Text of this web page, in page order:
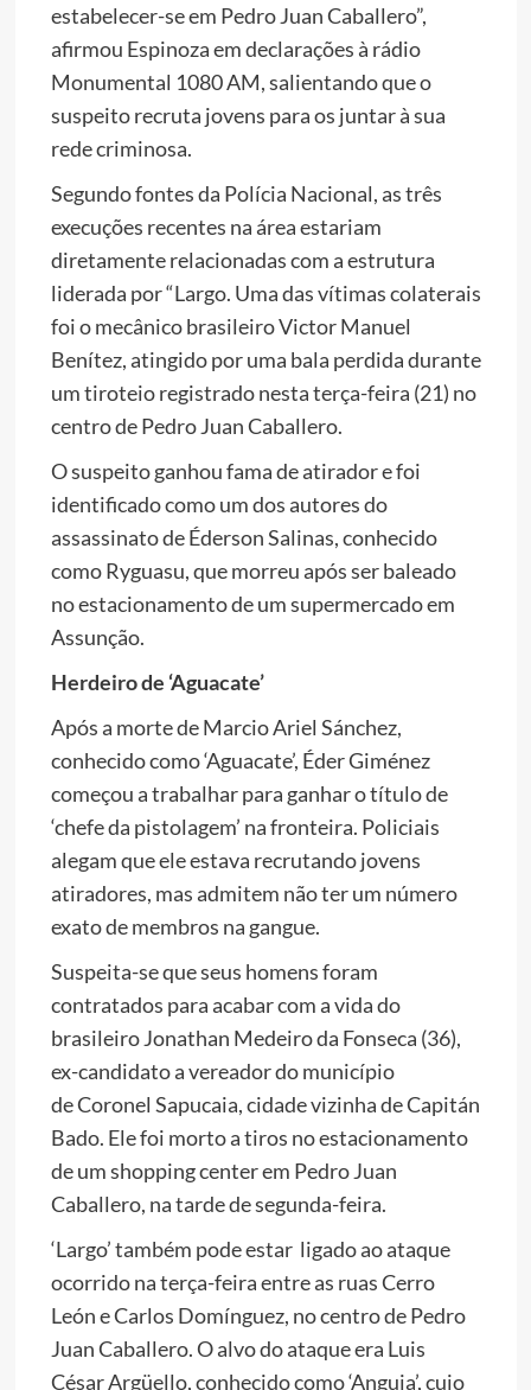
estabelecer-se em Pedro Juan Caballero”,
afirmou Espinoza em declarações à rádio
Monumental 1080 AM, salientando que o
suspeito recruta jovens para os juntar à sua
rede criminosa.
Segundo fontes da Polícia Nacional, as três
execuções recentes na área estariam
diretamente relacionadas com a estrutura
liderada por “Largo. Uma das vítimas colaterais
foi o mecânico brasileiro Victor Manuel
Benítez, atingido por uma bala perdida durante
um tiroteio registrado nesta terça-feira (21) no
centro de Pedro Juan Caballero.
O suspeito ganhou fama de atirador e foi
identificado como um dos autores do
assassinato de Éderson Salinas, conhecido
como Ryguasu, que morreu após ser baleado
no estacionamento de um supermercado em
Assunção.
Herdeiro de ‘Aguacate’
Após a morte de Marcio Ariel Sánchez,
conhecido como ‘Aguacate’, Éder Giménez
começou a trabalhar para ganhar o título de
‘chefe da pistolagem’ na fronteira. Policiais
alegam que ele estava recrutando jovens
atiradores, mas admitem não ter um número
exato de membros na gangue.
Suspeita-se que seus homens foram
contratados para acabar com a vida do
brasileiro Jonathan Medeiro da Fonseca (36),
ex-candidato a vereador do município
de Coronel Sapucaia, cidade vizinha de Capitán
Bado. Ele foi morto a tiros no estacionamento
de um shopping center em Pedro Juan
Caballero, na tarde de segunda-feira.
‘Largo’ também pode estar ligado ao ataque
ocorrido na terça-feira entre as ruas Cerro
León e Carlos Domínguez, no centro de Pedro
Juan Caballero. O alvo do ataque era Luis
César Argüello, conhecido como ‘Anguja’, cujo